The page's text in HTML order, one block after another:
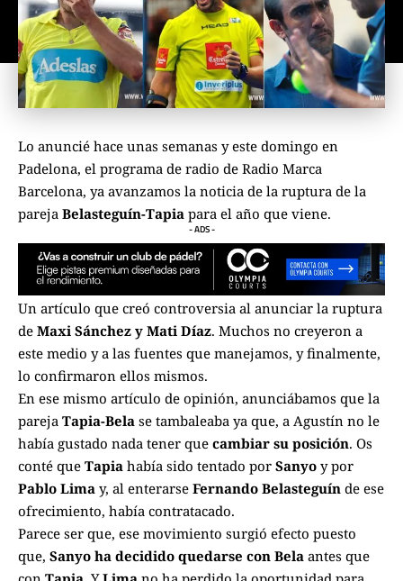
Lo anuncié hace unas semanas y este domingo en
Padelona, el programa de radio de Radio Marca
Barcelona, ya avanzamos la noticia de la ruptura de la
pareja Belasteguín-Tapia para el año que viene.
- ADS -
Un artículo que creó controversia al anunciar la ruptura
de Maxi Sánchez y Mati Díaz. Muchos no creyeron a
este medio y a las fuentes que manejamos, y finalmente,
lo confirmaron ellos mismos.
En ese mismo artículo de opinión, anunciábamos que la
pareja Tapia-Bela se tambaleaba ya que, a Agustín no le
había gustado nada tener que cambiar su posición. Os
conté que Tapia había sido tentado por Sanyo y por
Pablo Lima y, al enterarse Fernando Belasteguín de ese
ofrecimiento, había contratacado.
Parece ser que, ese movimiento surgió efecto puesto
que, Sanyo ha decidido quedarse con Bela antes que